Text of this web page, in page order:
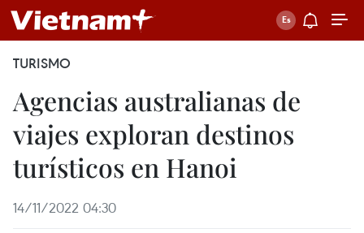
TURISMO
Agencias australianas de
viajes exploran destinos
turísticos en Hanoi
14/11/2022 04:30